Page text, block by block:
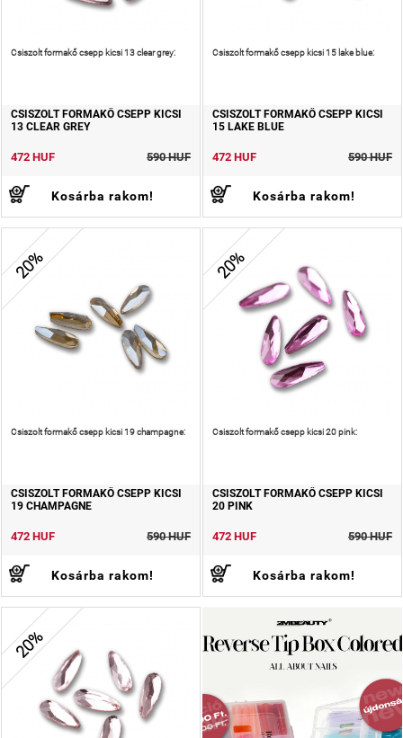
Csiszolt formakő csepp kicsi 13 clear grey:
CSISZOLT FORMAKŐ CSEPP KICSI
13 CLEAR GREY
472 HUF 590 HUF
Kosárba rakom!
Csiszolt formakő csepp kicsi 15 lake blue:
CSISZOLT FORMAKŐ CSEPP KICSI
15 LAKE BLUE
472 HUF 590 HUF
Kosárba rakom!
20%
Csiszolt formakő csepp kicsi 19 champagne:
CSISZOLT FORMAKŐ CSEPP KICSI
19 CHAMPAGNE
472 HUF 590 HUF
Kosárba rakom!
20%
Csiszolt formakő csepp kicsi 20 pink:
CSISZOLT FORMAKŐ CSEPP KICSI
20 PINK
472 HUF 590 HUF
Kosárba rakom!
20%